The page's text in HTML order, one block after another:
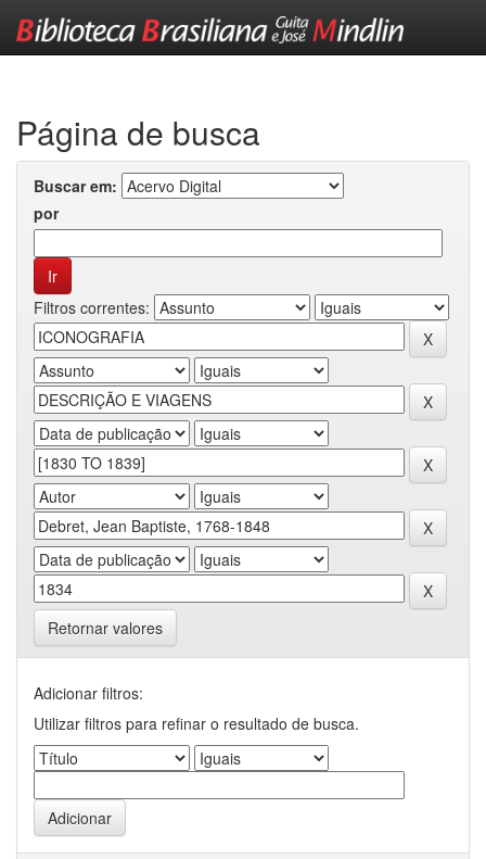
Página de busca
Buscar em:
por
Filtros correntes:
Retornar valores
Adicionar filtros:
Utilizar filtros para refinar o resultado de busca.